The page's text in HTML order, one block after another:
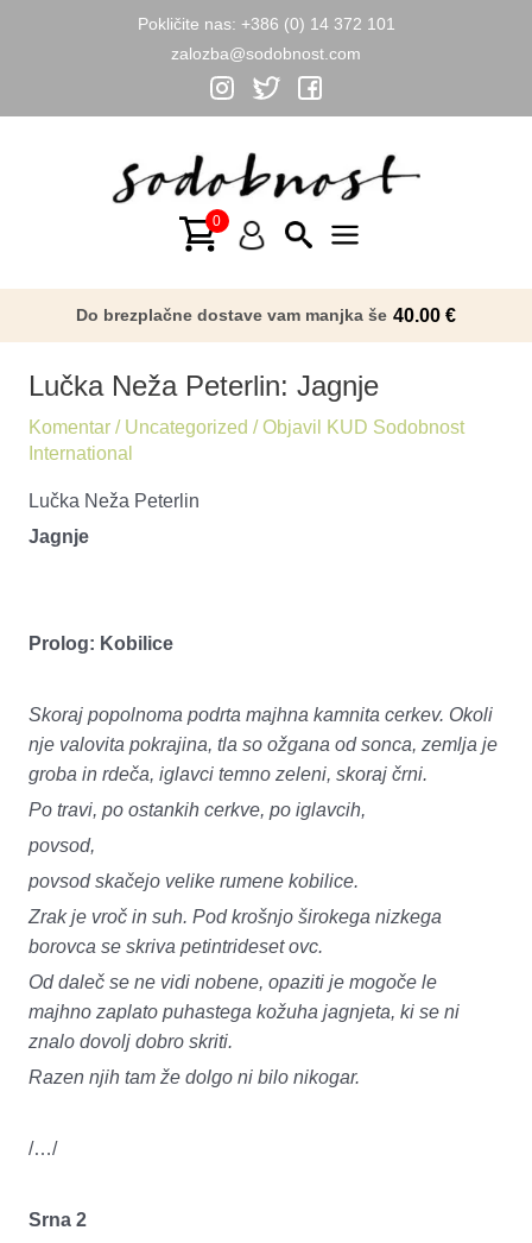
Pokličite nas: +386 (0) 14 372 101
zalozba@sodobnost.com
Menu
Do brezplačne dostave vam manjka še 40.00 €
Lučka Neža Peterlin: Jagnje
Komentar / Uncategorized / Objavil
KUD Sodobnost
International
Lučka Neža Peterlin
Jagnje
Prolog: Kobilice
Skoraj popolnoma podrta majhna kamnita cerkev. Okoli
nje valovita pokrajina, tla so ožgana od sonca, zemlja je
groba in rdeča, iglavci temno zeleni, skoraj črni.
Po travi, po ostankih cerkve, po iglavcih,
povsod,
povsod skačejo velike rumene kobilice.
Zrak je vroč in suh. Pod krošnjo širokega nizkega
borovca se skriva petintrideset ovc.
Od daleč se ne vidi nobene, opaziti je mogoče le
majhno zaplato puhastega kožuha jagnjeta, ki se ni
znalo dovolj dobro skriti.
Razen njih tam že dolgo ni bilo nikogar.
/…/
Srna 2